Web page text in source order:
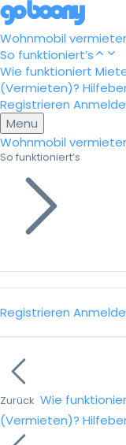
Wohnmobil
So funktioniert’s
Wie funktioniert
(Vermieten)?
Registrieren
Menu
Wohnmobil
So funktioniert’s
Registrieren
Zurück Wie
(Vermieten)?